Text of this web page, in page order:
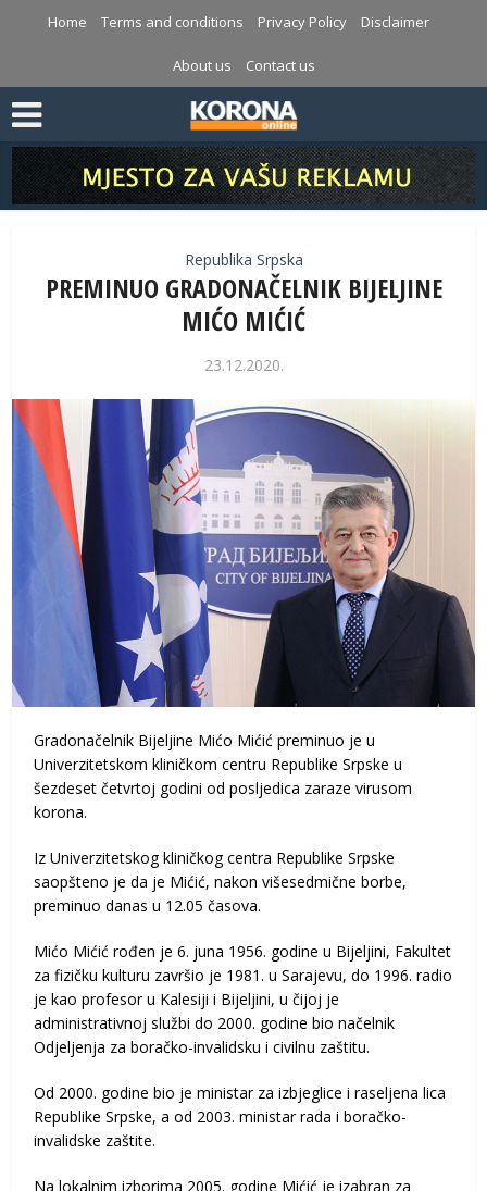
Home Terms and conditions Privacy Policy Disclaimer
About us Contact us
Republika Srpska
PREMINUO GRADONAČELNIK BIJELJINE
MIĆO MIĆIĆ
23.12.2020.
Gradonačelnik Bijeljine Mićo Mićić preminuo je u
Univerzitetskom kliničkom centru Republike Srpske u
šezdeset četvrtoj godini od posljedica zaraze virusom
korona.
Iz Univerzitetskog kliničkog centra Republike Srpske
saopšteno je da je Mićić, nakon višesedmične borbe,
preminuo danas u 12.05 časova.
Mićo Mićić rođen je 6. juna 1956. godine u Bijeljini, Fakultet
za fizičku kulturu završio je 1981. u Sarajevu, do 1996. radio
je kao profesor u Kalesiji i Bijeljini, u čijoj je
administrativnoj službi do 2000. godine bio načelnik
Odjeljenja za boračko-invalidsku i civilnu zaštitu.
Od 2000. godine bio je ministar za izbjeglice i raseljena lica
Republike Srpske, a od 2003. ministar rada i boračko-
invalidske zaštite.
Na lokalnim izborima 2005. godine Mićić je izabran za